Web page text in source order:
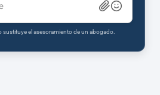
sustituye el asesoramiento de un abogado.